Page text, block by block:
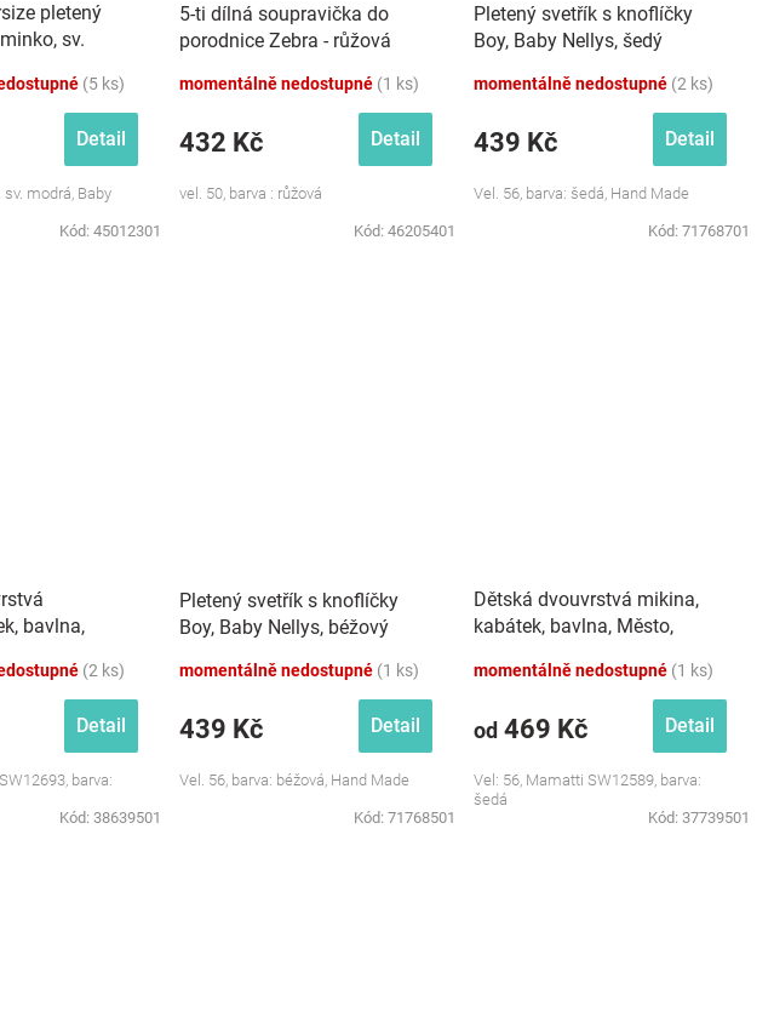
pletený
sv.
(5 ks)
Detail
modrá, Baby
Kód: 45012301
5-ti dílná soupravička do
porodnice Zebra - růžová
momentálně nedostupné (1 ks)
432 Kč Detail
vel. 50, barva : růžová
Kód: 46205401
Pletený svetřík s knoflíčky
Boy, Baby Nellys, šedý
momentálně nedostupné (2 ks)
439 Kč Detail
Vel. 56, barva: šedá, Hand Made
Kód: 71768701
bavlna,
(2 ks)
Detail
barva:
Kód: 38639501
Pletený svetřík s knoflíčky
Boy, Baby Nellys, béžový
momentálně nedostupné (1 ks)
439 Kč Detail
Vel. 56, barva: béžová, Hand Made
Kód: 71768501
Dětská dvouvrstvá mikina,
kabátek, bavlna, Město,
momentálně nedostupné (1 ks)
od 469 Kč Detail
Vel: 56, Mamatti SW12589, barva:
šedá
Kód: 37739501